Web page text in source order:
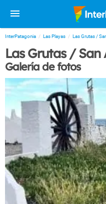
InterPatagonia Las Playas Las Grutas /
Las Grutas / San
Galería de fotos